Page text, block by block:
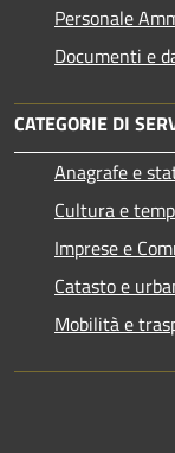
Personale
Documenti e
CATEGORIE DI
Anagrafe e
Cultura e
Imprese e
Catasto e
Mobilità e